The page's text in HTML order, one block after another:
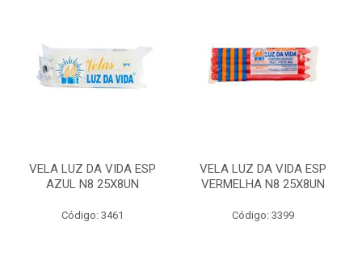
VELA LUZ DA VIDA ESP
AZUL N8 25X8UN
Código: 3461
VELA LUZ DA VIDA ESP
VERMELHA N8 25X8UN
Código: 3399